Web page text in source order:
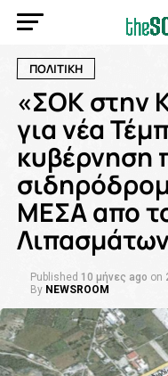
ΠΟΛΙΤΙΚΗ
«ΣΟΚ στην
για νέα
κυβέρνηση
ΜΕΣΑ απο
Published 10 μήνες ago on
By NEWSROOM